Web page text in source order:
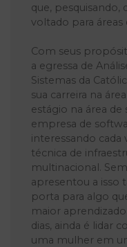
que, pesquisando,
voltado para áreas
Com seus
a egressa de
Sistemas da
sua carreira na
estágio na área
empresa de
interessando cada
técnica de
multinacional.
apresentou a isso
porta para algo
maior
dias, ainda é lidar
uma mulher em